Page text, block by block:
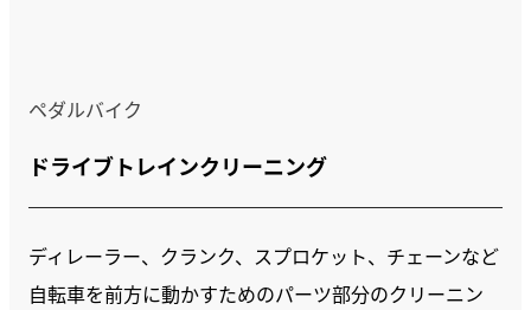
ペダルバイク
ドライブトレインクリーニング
ディレーラー、クランク、スプロケット、チェーンなど
自転車を前方に動かすためのパーツ部分のクリーニン